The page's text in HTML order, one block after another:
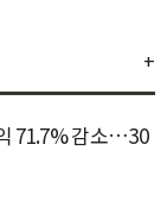
+
71.7% 감소…30